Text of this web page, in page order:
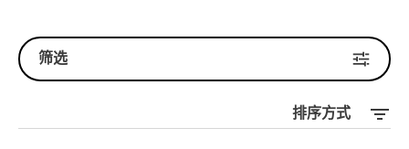
筛选
排序方式